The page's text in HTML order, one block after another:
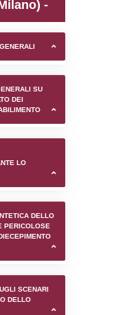
`userlevelid`,
WHERE `userlevelid`
Ticino gas
Ozzero
- INFORMAZIONI
- INFORMAZIONI